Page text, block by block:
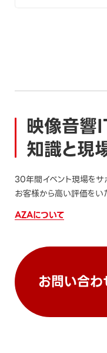
映像音響
知識と現
30年間イベント現場をサ
お客様から高い評価をい
AZAについて
お問い合わ